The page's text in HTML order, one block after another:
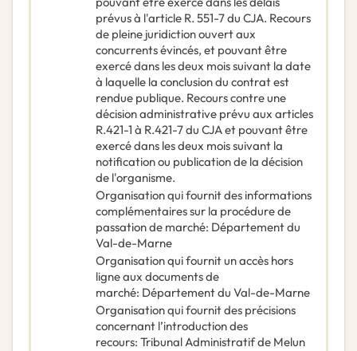
prévus à l'article R. 551-7 du CJA. Recours
de pleine juridiction ouvert aux
concurrents évincés, et pouvant être
exercé dans les deux mois suivant la date
à laquelle la conclusion du contrat est
rendue publique. Recours contre une
décision administrative prévu aux articles
R.421-1 à R.421-7 du CJA et pouvant être
exercé dans les deux mois suivant la
notification ou publication de la décision
de l'organisme.
Organisation qui fournit des informations
complémentaires sur la procédure de
passation de marché: Département du
Val-de-Marne
Organisation qui fournit un accès hors
ligne aux documents de
marché: Département du Val-de-Marne
Organisation qui fournit des précisions
concernant l’introduction des
recours: Tribunal Administratif de Melun